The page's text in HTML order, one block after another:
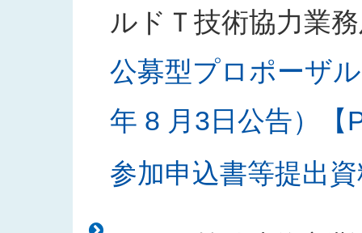
ルドＴ技術協力業
公募型プロポーザ
年 8 月3日公告）【
参加申込書等提出